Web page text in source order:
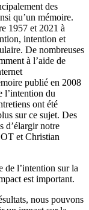
des
qu’un mémoire.
1957 et 2021 à
intention et
De nombreuses
à l’aide de
publié en 2008
l’intention du
ont été
sur ce sujet. Des
d’élargir notre
et Christian
de l’intention sur la
est important.
nous pouvons